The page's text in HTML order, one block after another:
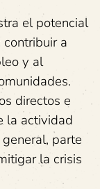
el potencial
a
y al
directos e
la actividad
parte
la crisis